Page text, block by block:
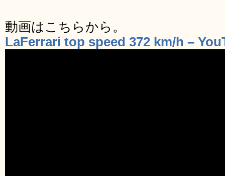
動画はこちらから。
LaFerrari top speed 372 km/h –